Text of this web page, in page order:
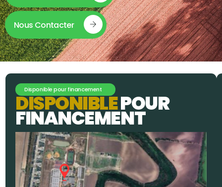
Nous Contacter
Disponible pour financement
DISPONIBLEPOUR
FINANCEMENT